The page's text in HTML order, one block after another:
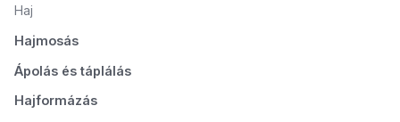
Haj
Hajmosás
Ápolás és táplálás
Hajformázás